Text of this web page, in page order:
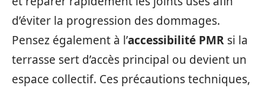
d’éviter la progression des dommages.
Pensez également à l’accessibilité PMR si la
terrasse sert d’accès principal ou devient un
espace collectif. Ces précautions techniques,